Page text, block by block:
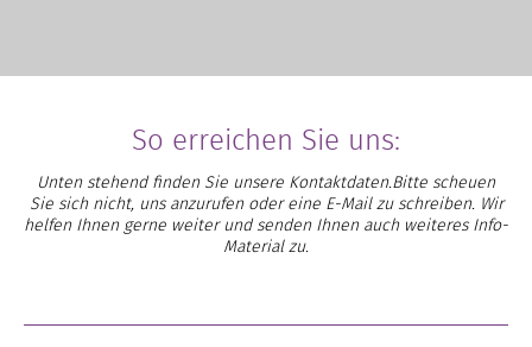
So erreichen Sie uns:
Unten stehend finden Sie unsere Kontaktdaten.Bitte scheuen
Sie sich nicht, uns anzurufen oder eine E-Mail zu schreiben. Wir
helfen Ihnen gerne weiterund senden Ihnen auch weiteres Info-
Material zu.